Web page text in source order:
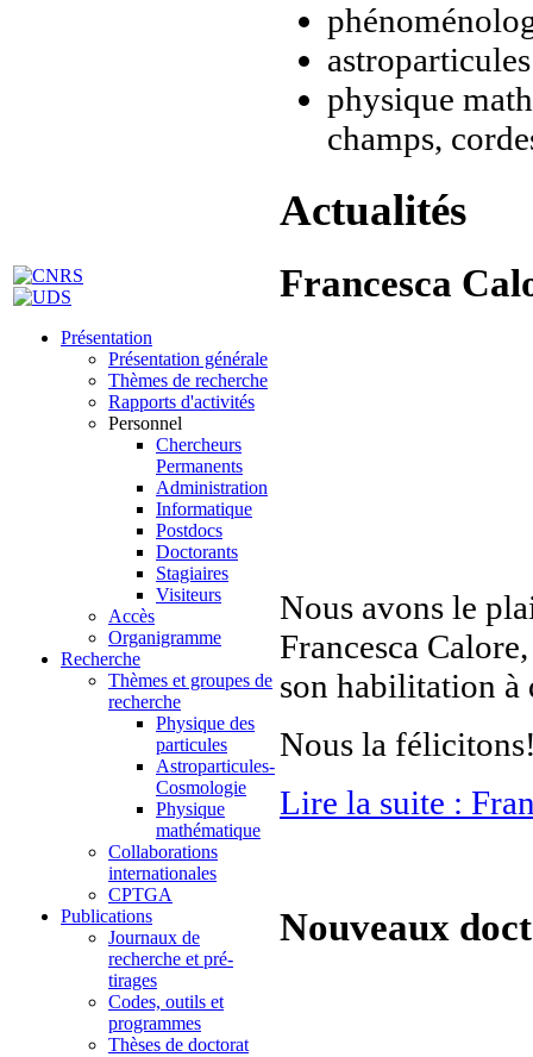
Présentation
Présentation générale
Thèmes de recherche
Rapports d'activités
Personnel
Chercheurs
Permanents
Administration
Informatique
Postdocs
Doctorants
Stagiaires
Visiteurs
Accès
Organigramme
Recherche
Thèmes et groupes de
recherche
Physique des
particules
Astroparticules-
Cosmologie
Physique
mathématique
Collaborations
internationales
CPTGA
Publications
Journaux de
recherche et pré-
tirages
Codes, outils et
programmes
Thèses de doctorat
physique
champs,
Actualités
Francesca
Nous avons le
Francesca
son habilitation à
Nous la
Lire la suite :
Nouveaux